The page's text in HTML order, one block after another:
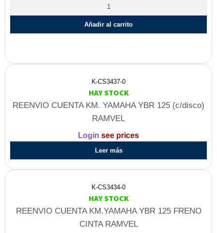
Añadir al carrito
K-CS3437-0
HAY STOCK
REENVIO CUENTA KM. YAMAHA YBR 125 (c/disco)
RAMVEL
Login see prices
Leer más
K-CS3434-0
HAY STOCK
REENVIO CUENTA KM.YAMAHA YBR 125 FRENO
CINTA RAMVEL